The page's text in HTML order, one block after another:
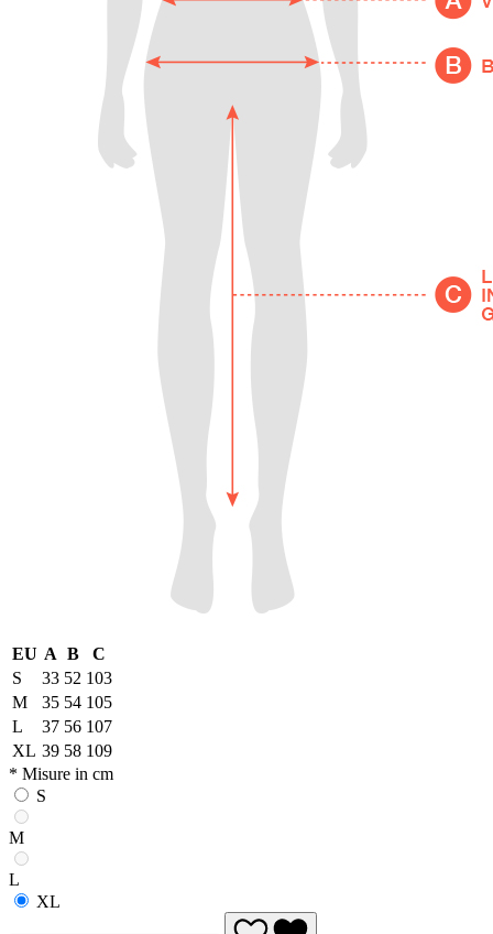
EU A B
C
S
33 52 103
M
35 54 105
L
37 56 107
XL 39 58 109
* Misure in cm
S
M
L
XL